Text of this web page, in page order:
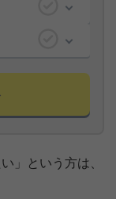
」という方は、